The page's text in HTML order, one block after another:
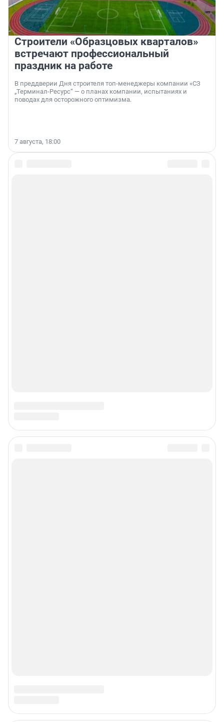
Строители «Образцовых кварталов»
встречают профессиональный
праздник на работе
В преддверии Дня строителя топ-менеджеры компании «СЗ
„Терминал-Ресурс“ — о планах компании, испытаниях и
поводах для осторожного оптимизма.
7 августа, 18:00